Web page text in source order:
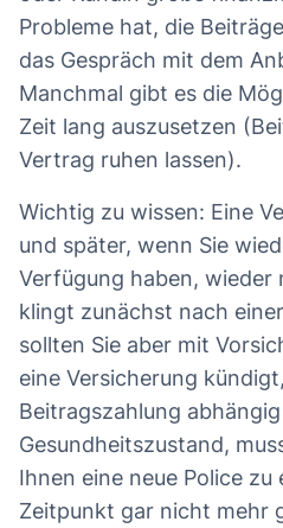
Probleme hat, die
das Gespräch mit dem
Manchmal gibt es die
Zeit lang auszusetzen
Vertrag ruhen lassen).
Wichtig zu wissen: Eine
und später, wenn Sie
Verfügung haben, wieder
klingt zunächst nach
sollten Sie aber mit
eine Versicherung
Beitragszahlung
Gesundheitszustand,
Ihnen eine neue Police zu
Zeitpunkt gar nicht mehr